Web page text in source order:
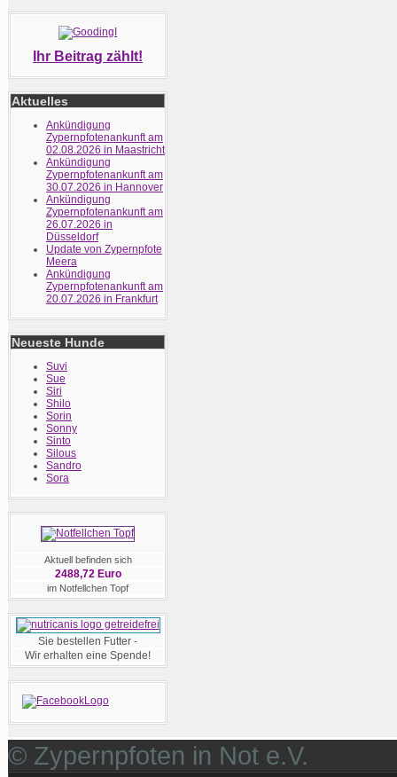
Ihr Beitrag zählt!
Aktuelles
Ankündigung
Zypernpfotenankunft am
02.08.2026 in Maastricht
Ankündigung
Zypernpfotenankunft am
30.07.2026 in Hannover
Ankündigung
Zypernpfotenankunft am
26.07.2026 in
Düsseldorf
Update von Zypernpfote
Meera
Ankündigung
Zypernpfotenankunft am
20.07.2026 in Frankfurt
Neueste Hunde
Suvi
Sue
Siri
Shilo
Sorin
Sonny
Sinto
Silous
Sandro
Sora
Aktuell befinden sich
2488,72 Euro
im Notfellchen Topf
Sie bestellen Futter -
Wir erhalten eine Spende!
© Zypernpfoten in Not e.V.